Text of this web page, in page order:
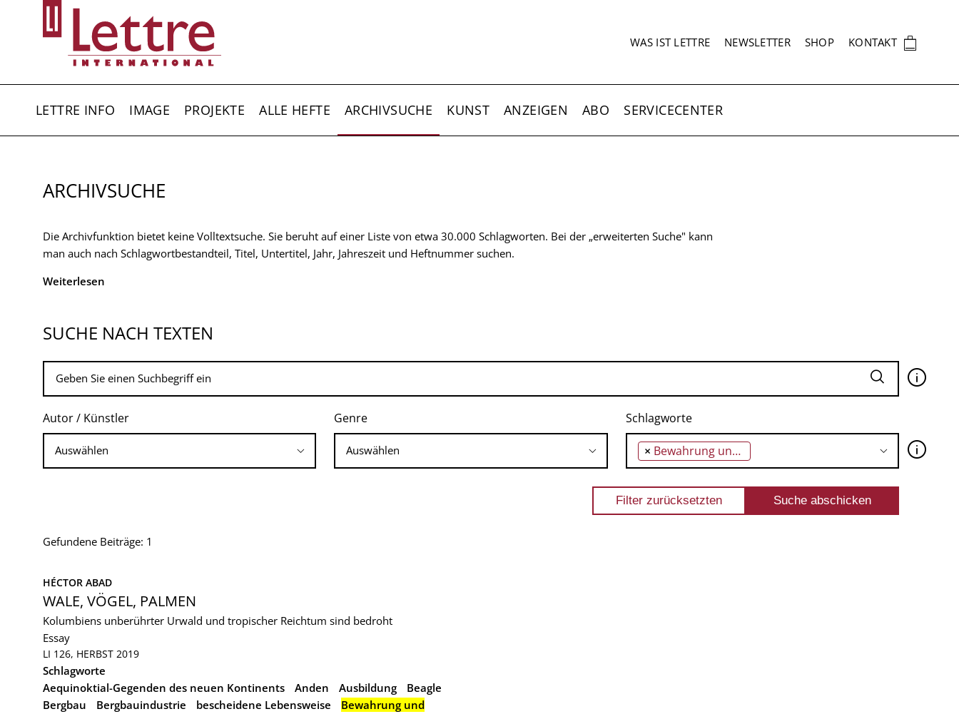
SEKUNDÄRNAVIGATION
WAS IST LETTRE NEWSLETTER SHOP KONTAKT 🛍
LETTRE INFO IMAGE PROJEKTE ALLE HEFTE ARCHIVSUCHE KUNST ANZEIGEN ABO SERVICECENTER
ARCHIVSUCHE
Die Archivfunktion bietet keine Volltextsuche. Sie beruht auf einer Liste von etwa 30.000 Schlagworten. Bei der „erweiterten Suche" kann
man auch nach Schlagwortbestandteil, Titel, Untertitel, Jahr, Jahreszeit und Heftnummer suchen.
Weiterlesen
SUCHE NACH TEXTEN
🛈
Autor / Künstler Genre Schlagworte
× Bewahrung und Verteidigung des Ökosystems 🛈
Gefundene Beiträge: 1
HÉCTOR ABAD
WALE, VÖGEL, PALMEN
Kolumbiens unberührter Urwald und tropischer Reichtum sind bedroht
Essay
LI 126, HERBST 2019
Schlagworte
Aequinoktial-Gegenden des neuen Kontinents
Anden Ausbildung
Beagle
Bergbau
Bergbauindustrie bescheidene Lebensweise
Bewahrung und